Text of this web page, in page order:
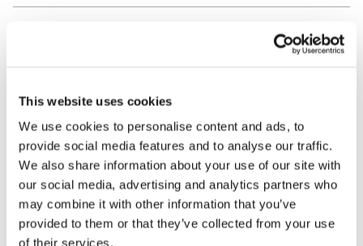
This website uses cookies
We use cookies to personalise content and ads, to
provide social media features and to analyse our traffic.
We also share information about your use of our site with
our social media, advertising and analytics partners who
may combine it with other information that you’ve
provided to them or that they’ve collected from your use
of their services.
NIS-GE-SFP-10KM-SM1310 | Ruijie Networks
PER IL PREZZO EFFETTUA IL LOGIN